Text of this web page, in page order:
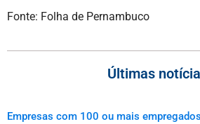
Fonte: Folha de Pernambuco
Últimas
Empresas com 100 ou mais